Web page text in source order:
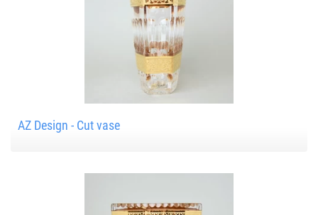
AZ Design - Cut vase